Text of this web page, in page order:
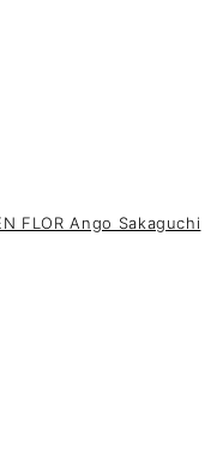
FLOR Ango Sakaguchi